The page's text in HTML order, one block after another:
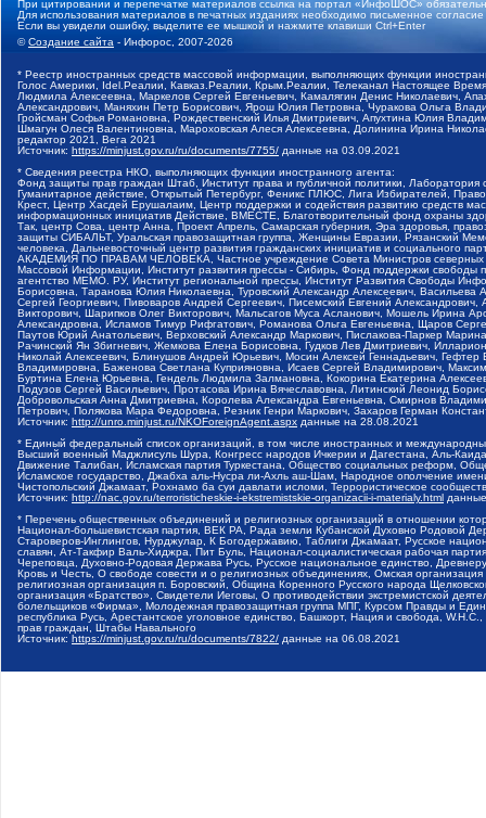
При цитировании и перепечатке материалов ссылка на портал «ИнфоШОС»
Для использования материалов в печатных изданиях необходимо письменное
Если вы увидели ошибку, выделите ее мышкой и нажмите клавиши Ctrl+Enter
©Создание сайта - Инфорос, 2007-2026
* Реестр иностранных средств массовой информации, выполняющих функции
Голос Америки, Idel.Реалии, Кавказ.Реалии, Крым.Реалии, Телеканал Настоящее
Людмила Алексеевна, Маркелов Сергей Евгеньевич, Камалягин Денис Николаевич,
Александрович, Маняхин Петр Борисович, Ярош Юлия Петровна, Чуракова Ольга
Гройсман Софья Романовна, Рождественский Илья Дмитриевич, Апухтина Юлия
Шмагун Олеся Валентиновна, Мароховская Алеся Алексеевна, Долинина Ирина
редактор 2021, Вега 2021
Источник: https://minjust.gov.ru/ru/documents/7755/ данные на 03.09.2021
* Сведения реестра НКО, выполняющих функции иностранного агента:
Фонд защиты прав граждан Штаб, Институт права и публичной политики,
Гуманитарное действие, Открытый Петербург, Феникс ПЛЮС, Лига Избирателей,
Крест, Центр Хасдей Ерушалаим, Центр поддержки и содействия развитию средств
информационных инициатив Действие, ВМЕСТЕ, Благотворительный фонд охраны
Так, центр Сова, центр Анна, Проект Апрель, Самарская губерния, Эра здоровья,
защиты СИБАЛЬТ, Уральская правозащитная группа, Женщины Евразии, Рязанский
человека, Дальневосточный центр развития гражданских инициатив и социального
АКАДЕМИЯ ПО ПРАВАМ ЧЕЛОВЕКА, Частное учреждение Совета Министров северных
Массовой Информации, Институт развития прессы - Сибирь, Фонд поддержки
агентство МЕМО. РУ, Институт региональной прессы, Институт Развития Свободы
Борисовна, Таранова Юлия Николаевна, Туровский Александр Алексеевич,
Сергей Георгиевич, Пивоваров Андрей Сергеевич, Писемский Евгений
Викторович, Шарипков Олег Викторович, Мальсагов Муса Асланович, Мошель Ирина
Александровна, Исламов Тимур Рифгатович, Романова Ольга Евгеньевна, Щаров
Паутов Юрий Анатольевич, Верховский Александр Маркович, Пислакова-Паркер
Рачинский Ян Збигневич, Жемкова Елена Борисовна, Гудков Лев Дмитриевич,
Николай Алексеевич, Блинушов Андрей Юрьевич, Мосин Алексей Геннадьевич,
Владимировна, Баженова Светлана Куприяновна, Исаев Сергей Владимирович,
Буртина Елена Юрьевна, Гендель Людмила Залмановна, Кокорина Екатерина
Подузов Сергей Васильевич, Протасова Ирина Вячеславовна, Литинский Леонид
Добровольская Анна Дмитриевна, Королева Александра Евгеньевна, Смирнов
Петрович, Полякова Мара Федоровна, Резник Генри Маркович, Захаров Герман
Источник: http://unro.minjust.ru/NKOForeignAgent.aspx данные на 28.08.2021
* Единый федеральный список организаций, в том числе иностранных и
Высший военный Маджлисуль Шура, Конгресс народов Ичкерии и Дагестана, Аль-
Движение Талибан, Исламская партия Туркестана, Общество социальных реформ,
Исламское государство, Джабха аль-Нусра ли-Ахль аш-Шам, Народное ополчение
Чистопольский Джамаат, Рохнамо ба суи давлати исломи, Террористическое
Источник: http://nac.gov.ru/terroristicheskie-i-ekstremistskie-organizacii-i-materialy.html
* Перечень общественных объединений и религиозных организаций в отношении
Национал-большевистская партия, ВЕК РА, Рада земли Кубанской Духовно Родовой
Староверов-Инглингов, Нурджулар, К Богодержавию, Таблиги Джамаат, Русское
славян, Ат-Такфир Валь-Хиджра, Пит Буль, Национал-социалистическая рабочая
Череповца, Духовно-Родовая Держава Русь, Русское национальное единство,
Кровь и Честь, О свободе совести и о религиозных объединениях, Омская
религиозная организация п. Боровский, Община Коренного Русского народа
организация «Братство», Свидетели Иеговы, О противодействии экстремистской
болельщиков «Фирма», Молодежная правозащитная группа МПГ, Курсом Правды и
республика Русь, Арестантское уголовное единство, Башкорт, Нация и свобода,
прав граждан, Штабы Навального
Источник: https://minjust.gov.ru/ru/documents/7822/ данные на 06.08.2021